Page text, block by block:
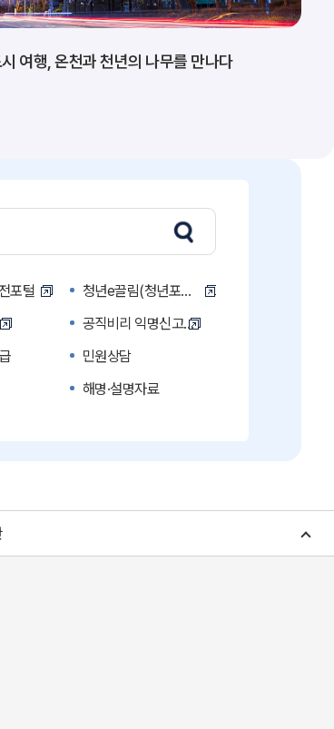
여행, 온천과 천년의 나무를 만나다
포털
청년e끌림(청년포털)
공직비리 익명신고
민원상담
해명·설명자료
토지이용계획